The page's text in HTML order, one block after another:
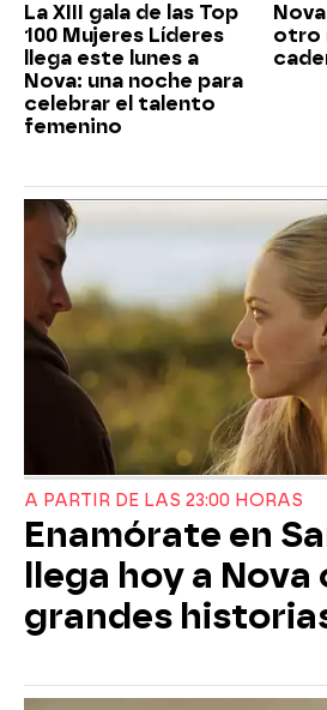
La XIII gala de las Top
100 Mujeres Líderes
llega este lunes a
Nova: una noche para
celebrar el talento
femenino
otro
A PARTIR DE LAS 23:00 HORAS
Enamórate en
llega hoy a Nova
grandes